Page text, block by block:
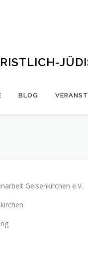
BLOG
Gelsenkirchen e.V.
Tasbach
Bültmann